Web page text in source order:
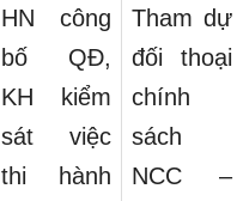
HN công
bố QĐ,
KH kiểm
sát việc
thi hành
Tham dự
đối thoại
chính
sách
NCC –